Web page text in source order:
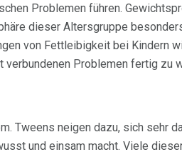
Problemen führen.
dieser Altersgruppe
von Fettleibigkeit bei Kindern
verbundenen Problemen fertig zu
Tweens neigen dazu, sich sehr
und einsam macht. Viele